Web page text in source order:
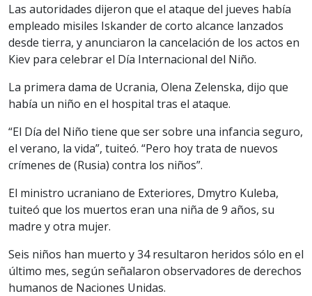
Las autoridades dijeron que el ataque del jueves había
empleado misiles Iskander de corto alcance lanzados
desde tierra, y anunciaron la cancelación de los actos en
Kiev para celebrar el Día Internacional del Niño.
La primera dama de Ucrania, Olena Zelenska, dijo que
había un niño en el hospital tras el ataque.
“El Día del Niño tiene que ser sobre una infancia seguro,
el verano, la vida”, tuiteó. “Pero hoy trata de nuevos
crímenes de (Rusia) contra los niños”.
El ministro ucraniano de Exteriores, Dmytro Kuleba,
tuiteó que los muertos eran una niña de 9 años, su
madre y otra mujer.
Seis niños han muerto y 34 resultaron heridos sólo en el
último mes, según señalaron observadores de derechos
humanos de Naciones Unidas.